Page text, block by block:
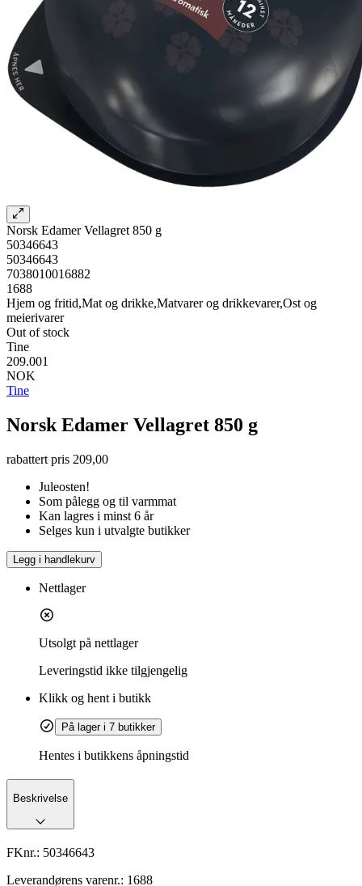
Norsk Edamer Vellagret 850 g
50346643
50346643
7038010016882
1688
Hjem og fritid,Mat og drikke,Matvarer og drikkevarer,Ost og
meierivarer
Out of stock
Tine
209.001
NOK
Tine
Norsk Edamer Vellagret 850 g
rabattert pris 209,00
Juleosten!
Som pålegg og til varmmat
Kan lagres i minst 6 år
Selges kun i utvalgte butikker
Legg i handlekurv
Nettlager
Utsolgt på nettlager
Leveringstid ikke tilgjengelig
Klikk og hent i butikk
På lager i 7 butikker
Hentes i butikkens åpningstid
Beskrivelse
FKnr.: 50346643
Leverandørens varenr.: 1688